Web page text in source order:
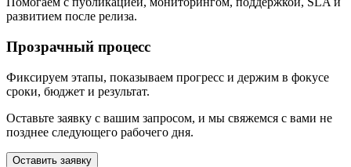
развитием после релиза.
Прозрачный процесс
Фиксируем этапы, показываем прогресс и держим в фокусе
сроки, бюджет и результат.
Оставьте заявку с вашим запросом, и мы свяжемся с вами не
позднее следующего рабочего дня.
Оставить заявку